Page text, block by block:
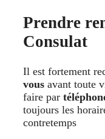
Prendre
Consulat
Il est fortement
vous avant toute
faire par
toujours les
contretemps